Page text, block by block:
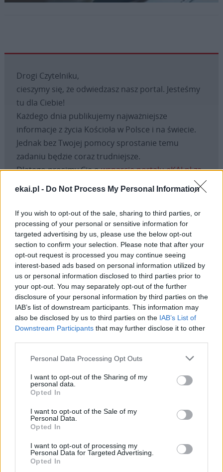
ekai.pl - Do Not Process My Personal Information
If you wish to opt-out of the sale, sharing to third parties, or
processing of your personal or sensitive information for
targeted advertising by us, please use the below opt-out
section to confirm your selection. Please note that after your
opt-out request is processed you may continue seeing
interest-based ads based on personal information utilized by
us or personal information disclosed to third parties prior to
your opt-out. You may separately opt-out of the further
disclosure of your personal information by third parties on the
IAB’s list of downstream participants. This information may
also be disclosed by us to third parties on the IAB’s List of
Downstream Participants that may further disclose it to other
Personal Data Processing Opt Outs
I want to opt-out of the Sharing of my
personal data.
Opted In
I want to opt-out of the Sale of my
Personal Data.
Opted In
I want to opt-out of processing my
Personal Data for Targeted Advertising.
Opted In
Drogi Czytelniku,
cieszymy się, że odwiedzasz nasz portal. Jesteśmy
tu dla Ciebie!
Każdego dnia publikujemy najważniejsze
informacje z życia Kościoła w Polsce i na świecie.
Jednak bez Twojej pomocy sprostanie temu
zadaniu będzie coraz trudniejsze.
Dlatego prosimy Cię owsparcie portalu eKAI.pl za
pośrednictwem serwisu Patronite.
Dzięki Tobie będziemy mogli realizować naszą
misję. Więcej informacji znajdziesztutaj.
Facebook
TwitterMessengerWhatsApp
EmailCopy
Link
Print
Wersja do druku
BUDDYZM JAPONIA KAPŁAN
Najnowsze
Franciszkanie z Kustodii Ziemi Świętej świętowali Przemienienie